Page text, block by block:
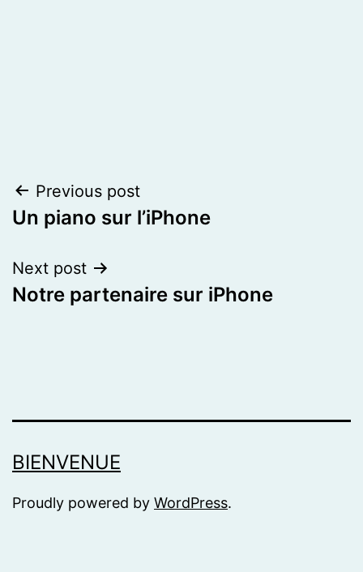
Post
navigation
Previous post
Un piano sur l’iPhone
Next post
Notre partenaire sur iPhone
BIENVENUE
Proudly powered by WordPress.